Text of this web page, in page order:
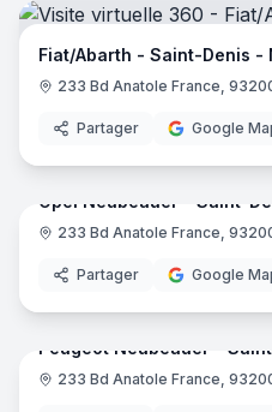
Fiat/Abarth - Saint-Denis -
233 Bd Anatole France,
Partager Google
Opel Neubeauer - Saint-
233 Bd Anatole France,
Partager Google
Peugeot Neubeauer -
233 Bd Anatole France,